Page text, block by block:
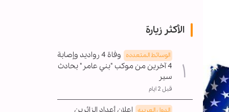
الأكثر زيارة
الوسائط المتعدده
وفاة 4 رواديد وإصابة
4 آخرين من موكب "بني عامر" بحادث
سير
قبل 2 ايام
الدول العربیه إعلان أعداد الزائرين